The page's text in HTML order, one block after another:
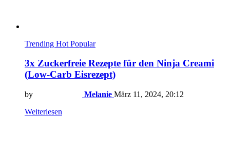
Trending Hot Popular
3x Zuckerfreie Rezepte für den Ninja Creami
(Low-Carb Eisrezept)
by Melanie März 11, 2024, 20:12
Weiterlesen